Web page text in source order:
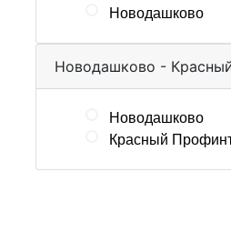
Новодашково
Новодашково -
Новодашково
Красный